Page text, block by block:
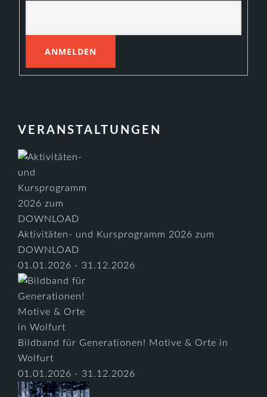
VERANSTALTUNGEN
Aktivitäten- und Kursprogramm 2026 zum
DOWNLOAD
01.01.2026 - 31.12.2026
Bildband für Generationen! Motive & Orte in
Wolfurt
01.01.2026 - 31.12.2026